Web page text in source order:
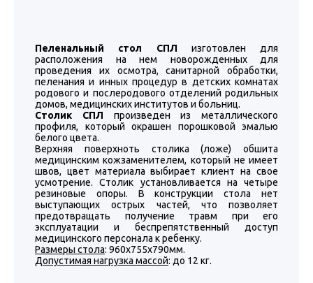
Пеленальный стол СПЛ изготовлен для
расположения на нем новорожденных для
проведения их осмотра, санитарной обработки,
пеленания и инных процедур в детских комнатах
родового и послеродового отделений родильных
домов, медицинских институтов и больниц.
Столик СПЛ произведен из металлического
профиля, который окрашен порошковой эмалью
белого цвета.
Верхняя поверхноть столика (ложе) обшита
медицинским кожзаменителем, который не имеет
швов, цвет материала выбирает клиент на свое
усмотрение. Столик установливается на четыре
резиновые опоры. В конструкции стола нет
выступающих острых частей, что позволяет
предотвращать получение травм при его
эксплуатации и беспрепятственный доступ
медицинского персонала к ребенку.
Размеры стола: 960х755х790мм.
Допустимая нагрузка массой: до 12 кг.